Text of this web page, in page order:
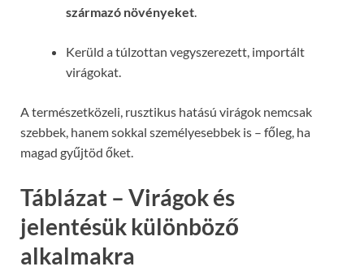
származó növényeket.
Kerüld a túlzottan vegyszerezett, importált
virágokat.
A természetközeli, rusztikus hatású virágok nemcsak
szebbek, hanem sokkal személyesebbek is – főleg, ha
magad gyűjtöd őket.
Táblázat – Virágok és
jelentésük különböző
alkalmakra